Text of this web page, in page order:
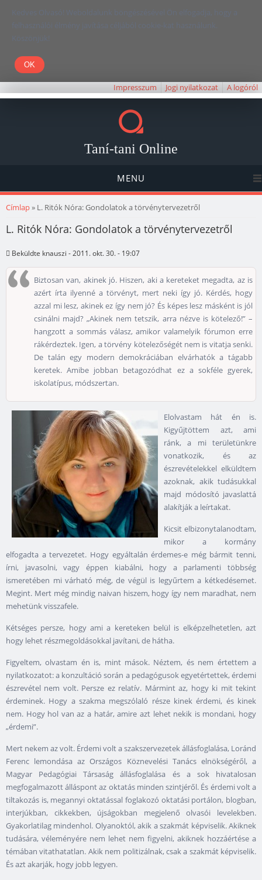
Kedves Olvasó! Weboldalunk böngészésével Ön elfogadja, hogy a
felhasználói élmény javítása céljából cookie-kat használunk.
Köszönjük!
Impresszum Jogi nyilatkozat A logóról
Taní-tani Online
MENU
Jelenlegi hely
Címlap» L. Ritók Nóra: Gondolatok a törvénytervezetről
L. Ritók Nóra: Gondolatok a törvénytervezetről
Beküldte knauszi - 2011. okt. 30. - 19:07
Biztosan van, akinek jó. Hiszen, aki a kereteket megadta, az is
azért írta ilyenné a törvényt, mert neki így jó. Kérdés, hogy
azzal mi lesz, akinek ez így nem jó? És képes lesz másként is jól
csinálni majd? „Akinek nem tetszik, arra nézve is kötelező!” –
hangzott a sommás válasz, amikor valamelyik fórumon erre
rákérdeztek. Igen, a törvény kötelezőségét nem is vitatja senki.
De talán egy modern demokráciában elvárhatók a tágabb
keretek. Amibe jobban betagozódhat ez a sokféle gyerek,
iskolatípus, módszertan.
Elolvastam hát én is.
Kigyűjtöttem azt, ami
ránk, a mi területünkre
vonatkozik, és az
észrevételekkel elküldtem
azoknak, akik tudásukkal
majd módosító javaslattá
alakítják a leírtakat.
Kicsit elbizonytalanodtam,
mikor a kormány
elfogadta a tervezetet. Hogy egyáltalán érdemes-e még bármit tenni,
írni, javasolni, vagy éppen kiabálni, hogy a parlamenti többség
ismeretében mi várható még, de végül is legyűrtem a kétkedésemet.
Megint. Mert még mindig naivan hiszem, hogy így nem maradhat, nem
mehetünk visszafele.
Kétséges persze, hogy ami a kereteken belül is elképzelhetetlen, azt
hogy lehet részmegoldásokkal javítani, de hátha.
Figyeltem, olvastam én is, mint mások. Néztem, és nem értettem a
nyilatkozatot: a konzultáció során a pedagógusok egyetértettek, érdemi
észrevétel nem volt. Persze ez relatív. Mármint az, hogy ki mit tekint
érdeminek. Hogy a szakma megszólaló része kinek érdemi, és kinek
nem. Hogy hol van az a határ, amire azt lehet nekik is mondani, hogy
„érdemi”.
Mert nekem az volt. Érdemi volt a szakszervezetek állásfoglalása, Loránd
Ferenc lemondása az Országos Köznevelési Tanács elnökségéről, a
Magyar Pedagógiai Társaság állásfoglalása és a sok hivatalosan
megfogalmazott álláspont az oktatás minden szintjéről. És érdemi volt a
tiltakozás is, megannyi oktatással foglakozó oktatási portálon, blogban,
interjúkban, cikkekben, újságokban megjelenő olvasói levelekben.
Gyakorlatilag mindenhol. Olyanoktól, akik a szakmát képviselik. Akiknek
tudására, véleményére nem lehet nem figyelni, akiknek hozzáértése a
témában vitathatatlan. Akik nem politizálnak, csak a szakmát képviselik.
És azt akarják, hogy jobb legyen.